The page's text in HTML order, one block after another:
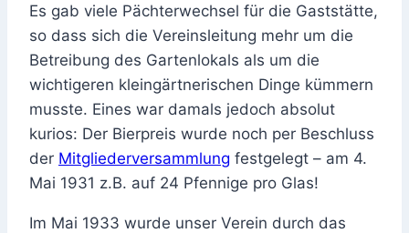
Es gab viele Pächterwechsel für die Gaststätte,
so dass sich die Vereinsleitung mehr um die
Betreibung des Gartenlokals als um die
wichtigeren kleingärtnerischen Dinge kümmern
musste. Eines war damals jedoch absolut
kurios: Der Bierpreis wurde noch per Beschluss
der Mitgliederversammlung festgelegt – am 4.
Mai 1931 z.B. auf 24 Pfennige pro Glas!
Im Mai 1933 wurde unser Verein durch das